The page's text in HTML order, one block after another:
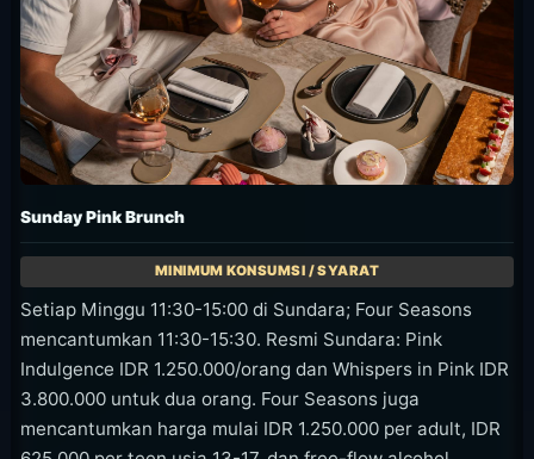
Sunday Pink Brunch
Brunch tepi pantai setiap Minggu dengan hidangan
bernuansa pink, seafood, dan Whispering Angel
Rose dalam suasana beach club Sundara.
Waktu
Setiap Minggu, 11.30-15.00
Harga
pink untuk diskon F&B 10%; akses
pool/daybed tergantung ketersediaan.
Area
Jimbaran
Lihat detail acara